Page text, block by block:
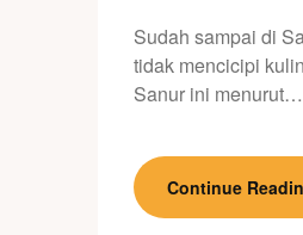
Sudah sampai di
tidak mencicipi
Sanur ini menurut…
Continue